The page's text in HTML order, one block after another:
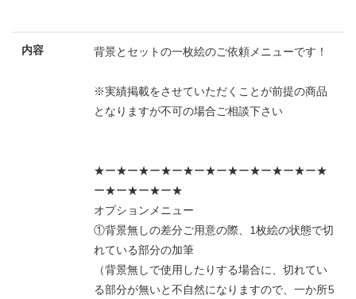
内容 背景とセットの一枚絵のご依頼メニューです！
※実績掲載をさせていただくことが前提の商品
となりますが不可の場合ご相談下さい
★ー★ー★ー★ー★ー★ー★ー★ー★ー★ー★
ー★ー★ー★ー★
オプションメニュー
①背景無しの差分ご用意の際、1枚絵の状態で切
れている部分の加筆
（背景無しで使用したりする場合に、切れてい
る部分が無いと不自然になりますので、一か所5